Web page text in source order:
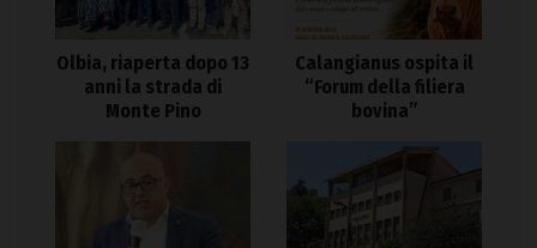
Olbia, riaperta dopo 13
anni la strada di
Monte Pino
Calangianus ospita il
“Forum della filiera
bovina”